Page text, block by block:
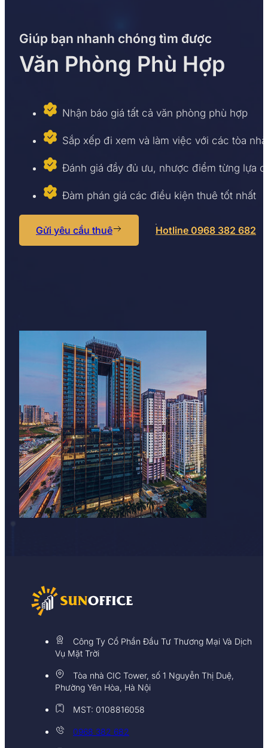
Điểm đầu của phố bắt đầu từ ngã tư giao cắt Đại La –
Giúp bạn nhanh chóng tìm được
Văn Phòng Phù Hợp
Nhận báo giá tất cả văn phòng phù hợp
Sắp xếp đi xem và làm việc với các tòa nhà
Đánh giá đầy đủ ưu, nhược điểm từng lựa
Đàm phán giá các điều kiện thuê tốt nhất
Gửi yêu cầu thuê Hotline 0968 382 682
Công Ty Cổ Phần Đầu Tư Thương Mại Và Dịch
Vụ Mặt Trời
Tòa nhà CIC Tower, số 1 Nguyễn Thị Duệ,
Phường Yên Hòa, Hà Nội
MST: 0108816058
0968 382 682